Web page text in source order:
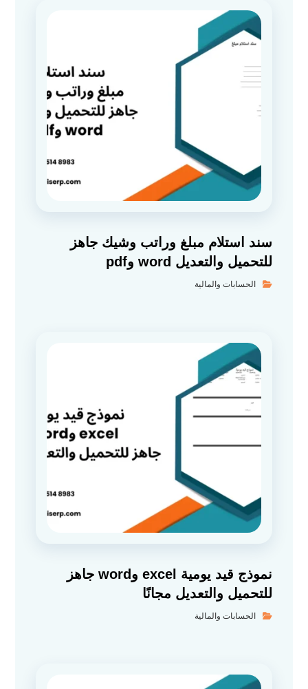
سند استلام مبلغ وراتب وشيك جاهز
للتحميل والتعديل word وpdf
الحسابات والمالية
نموذج قيد يومية excel وword جاهز
للتحميل والتعديل مجانًا
الحسابات والمالية